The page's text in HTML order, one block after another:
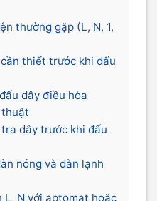
thường gặp (L, N, 1,
thiết trước khi đấu
dây điều hòa
dây trước khi đấu
nóng và dàn lạnh
L, N với aptomat hoặc